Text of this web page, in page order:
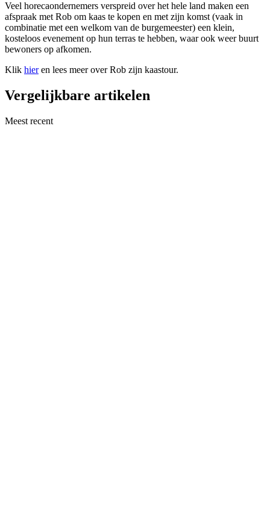
Veel horecaondernemers verspreid over het hele land maken een
afspraak met Rob om kaas te kopen en met zijn komst (vaak in
combinatie met een welkom van de burgemeester) een klein,
kosteloos evenement op hun terras te hebben, waar ook weer buurt
bewoners op afkomen.
Klik hieren lees meer over Rob zijn kaastour.
Vergelijkbare artikelen
Meest recent